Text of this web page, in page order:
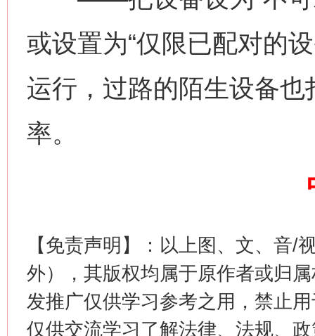
或设置为“仅限已配对的
运行，过路的陌生设备
率。
【免责声明】：以上图、文、音/
外），其版权均属于原作者或归
发推广仅供学习参考之用，禁止
仅供交流学习了解法律、法规、
魏明
生